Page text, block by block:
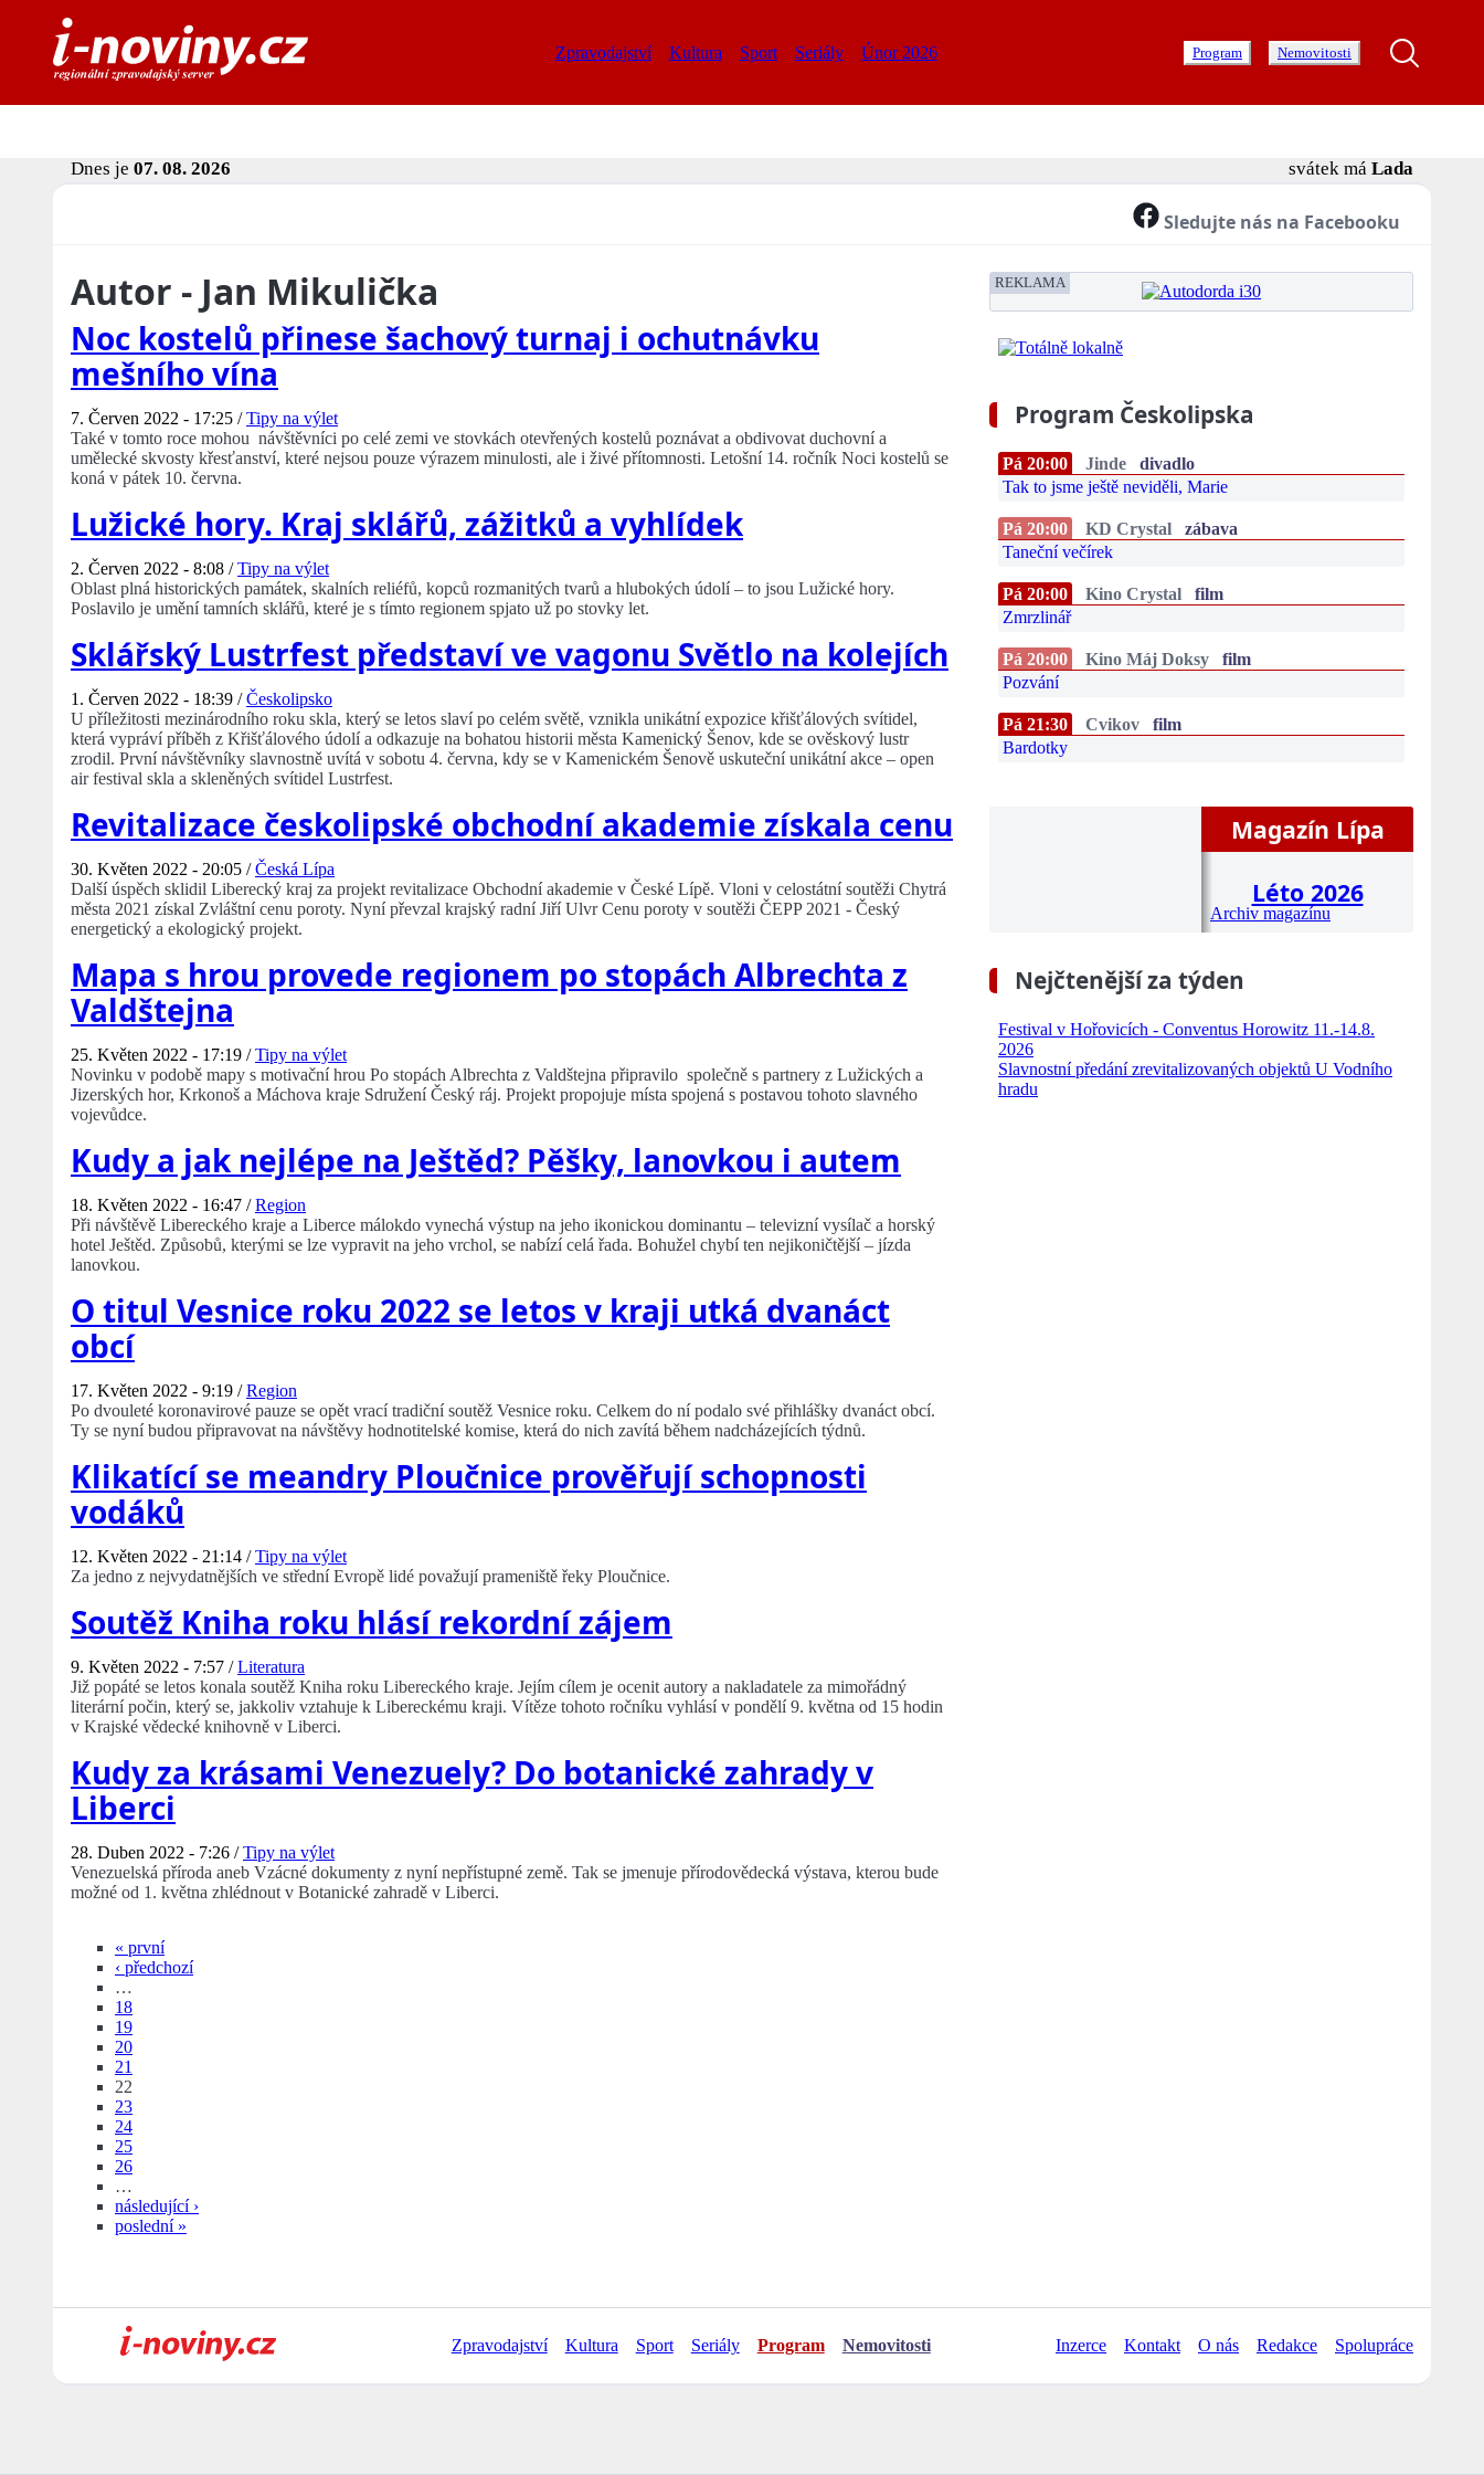
Zpravodajství Kultura Sport Seriály Únor 2026 Program Nemovitosti
Dnes je 07. 08. 2026 svátek má Lada
Sledujte nás na Facebooku
Autor - Jan Mikulička
Noc kostelů přinese šachový turnaj i ochutnávku
mešního vína
7. Červen 2022 - 17:25 /Tipy na výlet
Také v tomto roce mohou návštěvníci po celé zemi ve stovkách otevřených kostelů poznávat a obdivovat duchovní a
umělecké skvosty křesťanství, které nejsou pouze výrazem minulosti, ale i živé přítomnosti. Letošní 14. ročník Noci kostelů se
koná v pátek 10. června.
Lužické hory. Kraj sklářů, zážitků a vyhlídek
2. Červen 2022 - 8:08 /Tipy na výlet
Oblast plná historických památek, skalních reliéfů, kopců rozmanitých tvarů a hlubokých údolí – to jsou Lužické hory.
Poslavilo je umění tamních sklářů, které je s tímto regionem spjato už po stovky let.
Sklářský Lustrfest představí ve vagonu Světlo na kolejích
1. Červen 2022 - 18:39 /Českolipsko
U příležitosti mezinárodního roku skla, který se letos slaví po celém světě, vznikla unikátní expozice křišťálových svítidel,
která vypráví příběh z Křišťálového údolí a odkazuje na bohatou historii města Kamenický Šenov, kde se ověskový lustr
zrodil. První návštěvníky slavnostně uvítá v sobotu 4. června, kdy se v Kamenickém Šenově uskuteční unikátní akce – open
air festival skla a skleněných svítidel Lustrfest.
Revitalizace českolipské obchodní akademie získala cenu
30. Květen 2022 - 20:05 /Česká Lípa
Další úspěch sklidil Liberecký kraj za projekt revitalizace Obchodní akademie v České Lípě. Vloni v celostátní soutěži Chytrá
města 2021 získal Zvláštní cenu poroty. Nyní převzal krajský radní Jiří Ulvr Cenu poroty v soutěži ČEPP 2021 - Český
energetický a ekologický projekt.
Mapa s hrou provede regionem po stopách Albrechta z
Valdštejna
25. Květen 2022 - 17:19 /Tipy na výlet
Novinku v podobě mapy s motivační hrou Po stopách Albrechta z Valdštejna připravilo společně s partnery z Lužických a
Jizerských hor, Krkonoš a Máchova kraje Sdružení Český ráj. Projekt propojuje místa spojená s postavou tohoto slavného
vojevůdce.
Kudy a jak nejlépe na Ještěd? Pěšky, lanovkou i autem
18. Květen 2022 - 16:47 /Region
Při návštěvě Libereckého kraje a Liberce málokdo vynechá výstup na jeho ikonickou dominantu – televizní vysílač a horský
hotel Ještěd. Způsobů, kterými se lze vypravit na jeho vrchol, se nabízí celá řada. Bohužel chybí ten nejikoničtější – jízda
lanovkou.
O titul Vesnice roku 2022 se letos v kraji utká dvanáct
obcí
17. Květen 2022 - 9:19 /Region
Po dvouleté koronavirové pauze se opět vrací tradiční soutěž Vesnice roku. Celkem do ní podalo své přihlášky dvanáct obcí.
Ty se nyní budou připravovat na návštěvy hodnotitelské komise, která do nich zavítá během nadcházejících týdnů.
Klikatící se meandry Ploučnice prověřují schopnosti
vodáků
12. Květen 2022 - 21:14 /Tipy na výlet
Za jedno z nejvydatnějších ve střední Evropě lidé považují prameniště řeky Ploučnice.
Soutěž Kniha roku hlásí rekordní zájem
9. Květen 2022 - 7:57 /Literatura
Již popáté se letos konala soutěž Kniha roku Libereckého kraje. Jejím cílem je ocenit autory a nakladatele za mimořádný
literární počin, který se, jakkoliv vztahuje k Libereckému kraji. Vítěze tohoto ročníku vyhlásí v pondělí 9. května od 15 hodin
v Krajské vědecké knihovně v Liberci.
Kudy za krásami Venezuely? Do botanické zahrady v
Liberci
28. Duben 2022 - 7:26 /Tipy na výlet
Venezuelská příroda aneb Vzácné dokumenty z nyní nepřístupné země. Tak se jmenuje přírodovědecká výstava, kterou bude
možné od 1. května zhlédnout v Botanické zahradě v Liberci.
« první
‹ předchozí
…
18
19
20
21
22
23
24
25
26
…
následující ›
poslední »
REKLAMA
Program Českolipska
Pá 20:00 Jinde
divadlo
Tak to jsme ještě neviděli, Marie
Pá 20:00 KD Crystal
zábava
Taneční večírek
Pá 20:00 Kino Crystal
film
Zmrzlinář
Pá 20:00 Kino Máj Doksy
film
Pozvání
Pá 21:30 Cvikov
film
Bardotky
Magazín Lípa
Léto 2026
Archiv magazínu
Nejčtenější za týden
Festival v Hořovicích - Conventus Horowitz 11.-14.8.
2026
Slavnostní předání zrevitalizovaných objektů U Vodního
hradu
Zpravodajství Kultura Sport Seriály Program Nemovitosti Inzerce Kontakt O nás Redakce Spolupráce